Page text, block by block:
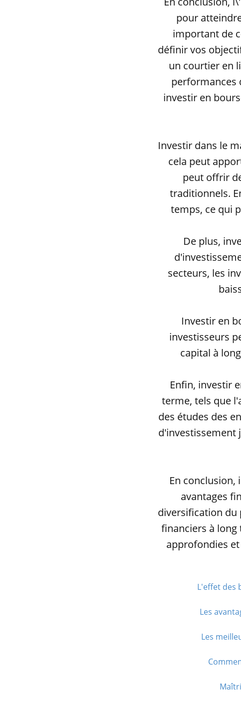
pour
important de
définir vos
un courtier en
performances
investir en
Investir dans le
cela peut
peut offrir
traditionnels.
temps, ce qui
De plus,
secteurs, les
Investir en
investisseurs
capital à
Enfin, investir
terme, tels que
des études des
d'investissement
En
avantages
diversification du
financiers à long
approfondies
L'effet des
Les
Les